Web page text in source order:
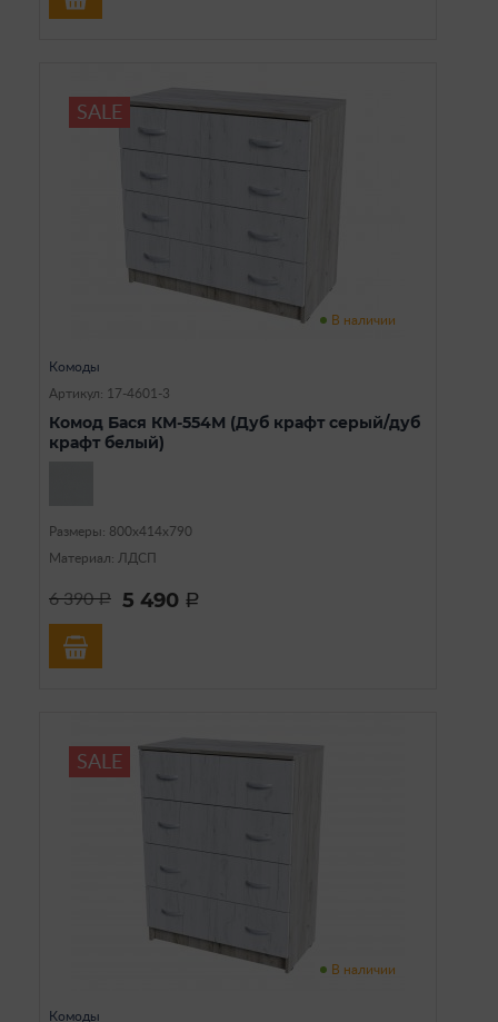
SALE
В наличии
Комоды
Артикул: 17-4601-3
Комод Бася КМ-554М (Дуб крафт серый/дуб
крафт белый)
Размеры: 800х414х790
Материал: ЛДСП
6 390a 5 490 a
SALE
В наличии
Комоды